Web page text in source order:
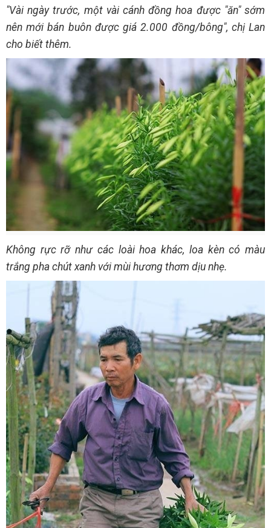
"Vài ngày trước, một vài cánh đồng hoa được "ăn" sớm
nên mới bán buôn được giá 2.000 đồng/bông", chị Lan
cho biết thêm.
Không rực rỡ như các loài hoa khác, loa kèn có màu
trắng pha chút xanh với mùi hương thơm dịu nhẹ.